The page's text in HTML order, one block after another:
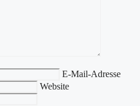
E-Mail-Adresse
Website